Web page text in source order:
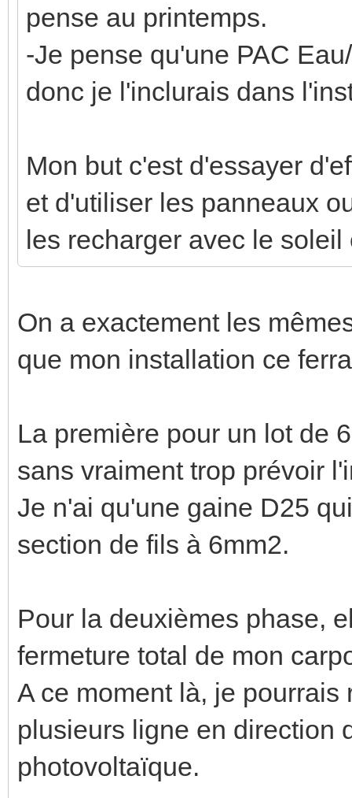
pense au printemps.
-Je pense qu'une PAC
donc je l'inclurais dans
Mon but c'est d'essayer
et d'utiliser les panneaux
les recharger avec le
On a exactement les
que mon installation ce
La première pour un lot de
sans vraiment trop prévoir
Je n'ai qu'une gaine D25
section de fils à 6mm2.
Pour la deuxièmes phase,
fermeture total de mon
A ce moment là, je
plusieurs ligne en direction
photovoltaïque.